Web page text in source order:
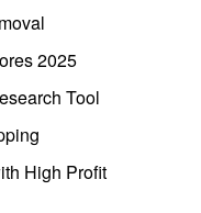
2025
Tool
High Profit